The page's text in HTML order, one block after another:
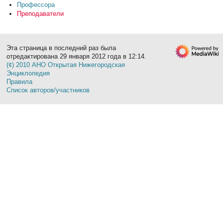
Профессора
Преподаватели
Эта страница в последний раз была
отредактирована 29 января 2012 года в 12:14.
(¢) 2010 АНО Открытая Нижегородская
Энциклопедия
Правила
Список авторов/участников